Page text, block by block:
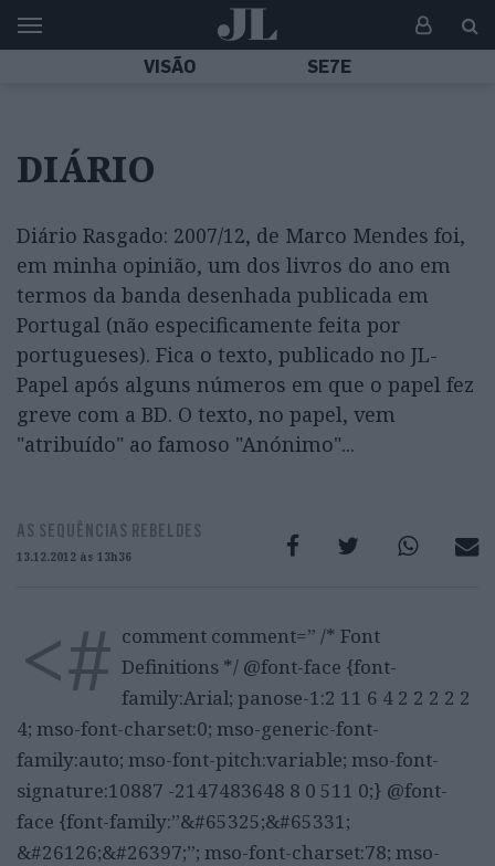
VISÃO SE7E
DIÁRIO
Diário Rasgado: 2007/12, de Marco Mendes foi,
em minha opinião, um dos livros do ano em
termos da banda desenhada publicada em
Portugal (não especificamente feita por
portugueses). Fica o texto, publicado no JL-
Papel após alguns números em que o papel fez
greve com a BD. O texto, no papel, vem
"atribuído" ao famoso "Anónimo"...
AS SEQUÊNCIAS REBELDES
13.12.2012 às 13h36
<# comment comment=” /* Font
Definitions */ @font-face {font-
family:Arial; panose-1:2 11 6 4 2 2 2 2 2
4; mso-font-charset:0; mso-generic-font-
family:auto; mso-font-pitch:variable; mso-font-
signature:10887 -2147483648 8 0 511 0;} @font-
face {font-family:”&#65325;&#65331;
&#26126;&#26397;”; mso-font-charset:78; mso-